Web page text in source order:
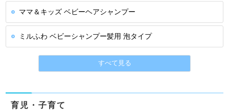
ママ＆キッズ ベビーヘアシャンプー
ミルふわ ベビーシャンプー髪用 泡タイプ
すべて見る
育児・子育て